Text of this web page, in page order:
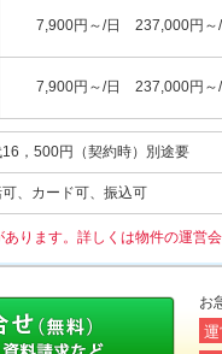
7,900円～/日 237,000円～
7,900円～/日 237,000円～
，500円（契約時）別途要
、カード可、振込可
ります。詳しくは物件の運営
お